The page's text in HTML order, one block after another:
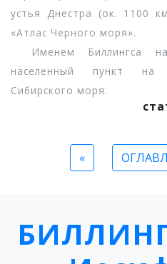
устья Днестра (ок. 1100
«Атлас Черного моря».
Именем Биллингса
населенный пункт на
Сибирского моря.
«